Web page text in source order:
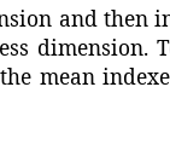
and then
dimension.
mean